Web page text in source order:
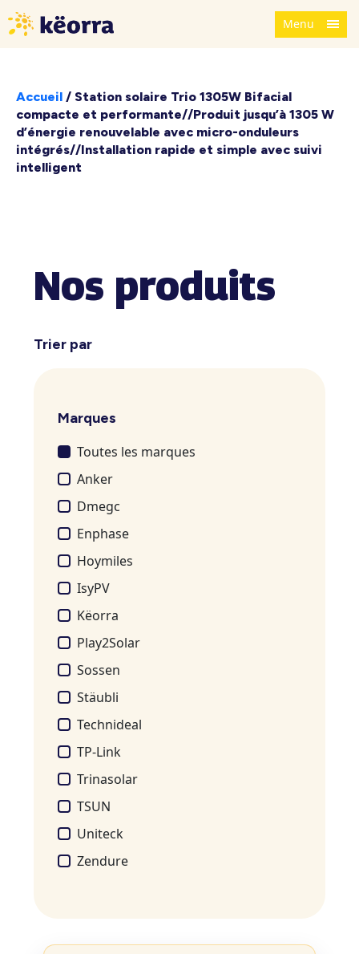
Menu
Accueil / Station solaire Trio 1305W Bifacial
compacte et performante//Produit jusqu’à 1305 W
d’énergie renouvelable avec micro-onduleurs
intégrés//Installation rapide et simple avec suivi
intelligent
Nos produits
Trier par
Marques
Toutes les marques
Anker
Dmegc
Enphase
Hoymiles
IsyPV
Këorra
Play2Solar
Sossen
Stäubli
Technideal
TP-Link
Trinasolar
TSUN
Uniteck
Zendure